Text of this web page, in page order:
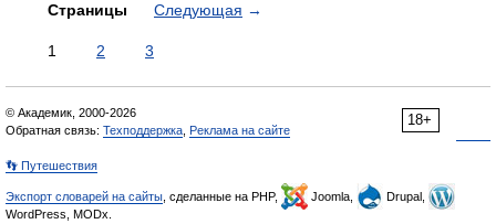
Страницы Следующая →
1 2 3
18+
© Академик, 2000-2026
Обратная связь: Техподдержка Реклама на сайте
👣 Путешествия
Экспорт словарей на сайты , сделанные на PHP, Joomla,
Drupal,
WordPress, MODx.